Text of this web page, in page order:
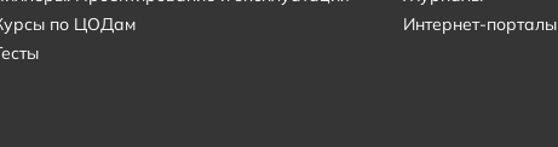
по ЦОДам
Интернет-порталы